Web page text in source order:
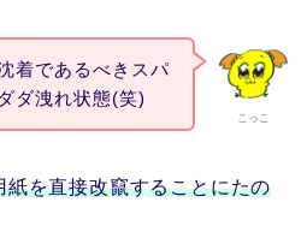
こっこ
着であるべきスパ
ダ洩れ状態(笑)
を直接改竄することにたの